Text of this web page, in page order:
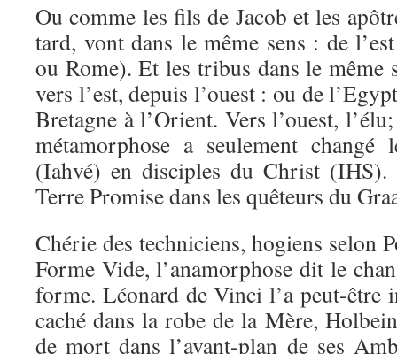
Ou comme les fils de Jacob et les
tard, vont dans le même sens : de
ou Rome). Et les tribus dans le même
vers l’est, depuis l’ouest : ou de
Bretagne à l’Orient. Vers l’ouest,
métamorphose a seulement
(Iahvé) en disciples du Christ (IHS).
Terre Promise dans les quêteurs du
Chérie des techniciens, hogiens selon
Forme Vide, l’anamorphose dit le
forme. Léonard de Vinci l’a peut-être
caché dans la robe de la Mère,
de mort dans l’avant-plan de ses